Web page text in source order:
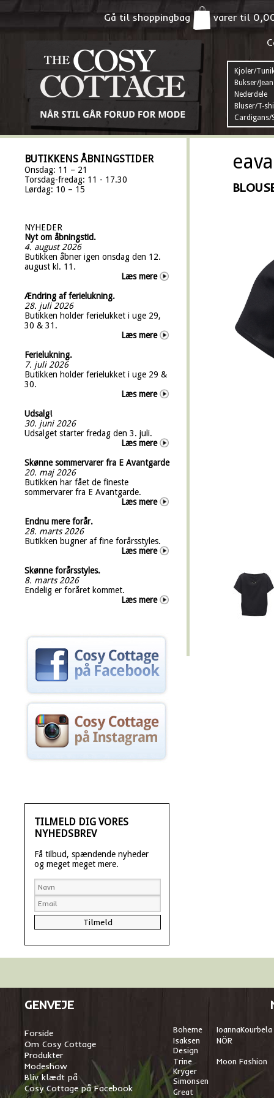
Gå til shoppingbag varer til
Kjoler/
Bukser/
Nederdele
Bluser/T-
Cardigans/
BUTIKKENS ÅBNINGSTIDER
Onsdag: 11 – 21
Torsdag-fredag: 11 - 17.30
Lørdag: 10 – 15
NYHEDER
Nyt om åbningstid.
4. august 2026
Butikken åbner igen onsdag den 12.
august kl. 11.
Læs mere
Ændring af ferielukning.
28. juli 2026
Butikken holder ferielukket i uge 29,
30 & 31.
Læs mere
Ferielukning.
7. juli 2026
Butikken holder ferielukket i uge 29 &
30.
Læs mere
Udsalg!
30. juni 2026
Udsalget starter fredag den 3. juli.
Læs mere
Skønne sommervarer fra E Avantgarde
20. maj 2026
Butikken har fået de fineste
sommervarer fra E Avantgarde.
Læs mere
Endnu mere forår.
28. marts 2026
Butikken bugner af fine forårsstyles.
Læs mere
Skønne forårsstyles.
8. marts 2026
Endelig er foråret kommet.
Læs mere
TILMELD DIG VORES
NYHEDSBREV
Få tilbud, spændende nyheder
og meget meget mere.
GENVEJE
Forside
Om Cosy Cottage
Produkter
Modeshow
Bliv klædt på
Cosy Cottage på Facebook
Boheme IoannaKourbela
Isaksen
Design
NÖR
Trine
Kryger
Simonsen
Moon Fashion
Great